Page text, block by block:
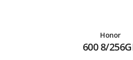
Honor
600 8/